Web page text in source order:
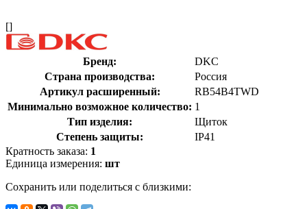
[]
Бренд:
DKC
Страна производства:
Россия
Артикул расширенный:
RB54B4TWD
Минимально возможное количество: 1
Тип изделия:
Щиток
Степень защиты:
IP41
Кратность заказа: 1
Единица измерения: шт
Сохранить или поделиться с близкими: